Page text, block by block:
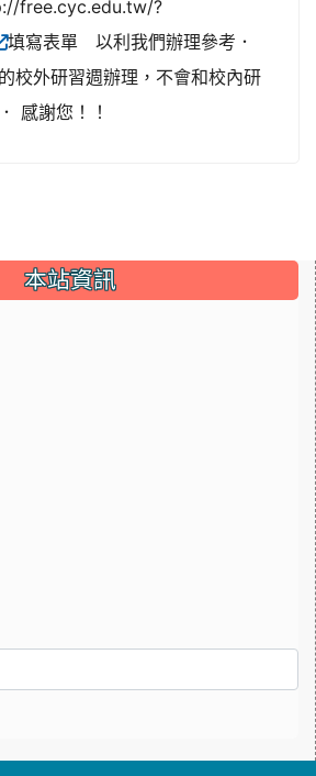
free.cyc.edu.tw/?
填寫表單 以利我們辦理參考．
校外研習週辦理，不會和校內研
感謝您！！
本站資訊